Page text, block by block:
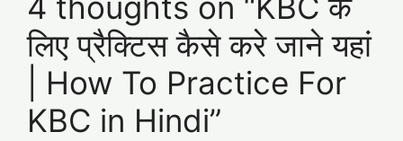
लिए प्रैक्टिस कैसे करे जाने यहां
| How To Practice For
KBC in Hindi”